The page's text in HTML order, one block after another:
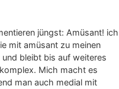
jüngst: Amüsant! ich
mit amüsant zu meinen
bleibt bis auf weiteres
Mich macht es
man auch medial mit